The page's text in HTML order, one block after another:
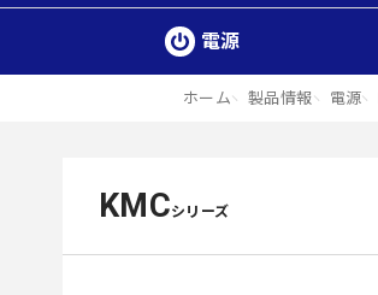
電源
ホーム 製品情報 電源
KMCシリーズ